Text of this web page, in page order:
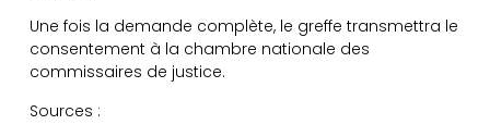
Une fois la demande complète, le greffe transmettra le
consentement à la chambre nationale des
commissaires de justice.
Sources :